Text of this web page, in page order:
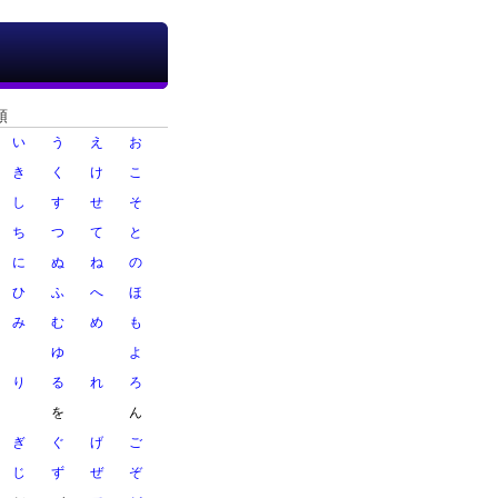
い う え
お
き く け
こ
し す せ
そ
ち つ て
と
に ぬ ね
の
ひ ふ へ
ほ
み む め
も
ゆ
よ
り る れ
ろ
を
ん
ぎ ぐ げ
ご
じ ず ぜ
ぞ